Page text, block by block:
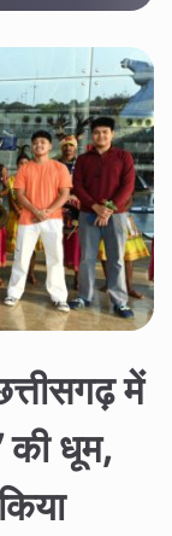
में
की धूम,